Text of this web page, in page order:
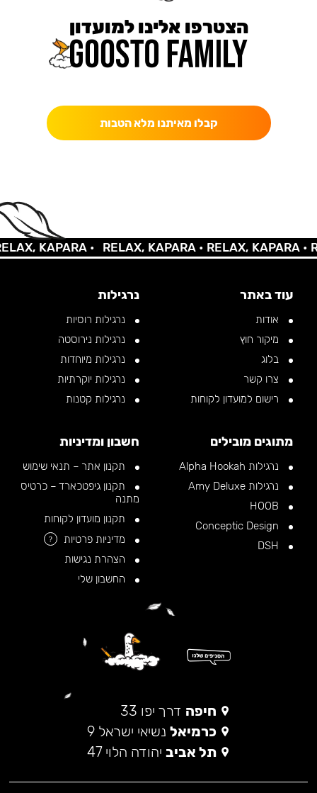
הצטרפו אלינו למועדון
קבלו מאיתנו מלא הטבות
KAPARA • RELAX, KAPARA •RELAX, KAPARA •
עוד באתר
אודות
מיקור חוץ
בלוג
צרו קשר
רישום למועדון לקוחות
נרגילות
נרגילות רוסיות
נרגילות נירוסטה
נרגילות מיוחדות
נרגילות יוקרתיות
נרגילות קטנות
מתוגים מובילים
נרגילות Alpha Hookah
נרגילות Amy Deluxe
חשבון ומדיניות
תקנון אתר – תנאי שימוש
תקנון גיפטכארד – כרטיס
מתנה
תקנון מועדון לקוחות
מדיניות פרטיות
?
הצהרת נגישות
החשבון שלי
חיפה דרך יפו 33
כרמיאל נשיאי ישראל 9
תל אביב יהודה הלוי 47